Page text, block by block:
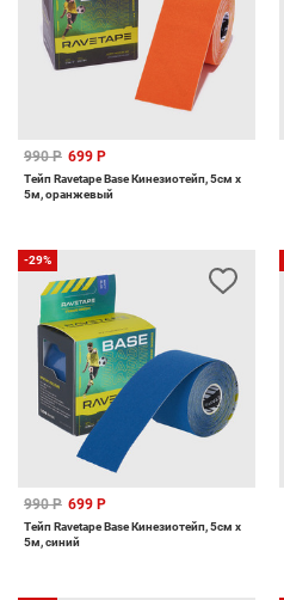
990 Р 699 Р
Тейп Ravetape Base Кинезиотейп, 5см x
5м, оранжевый
-29%
990 Р 699 Р
Тейп Ravetape Base Кинезиотейп, 5см x
5м, синий